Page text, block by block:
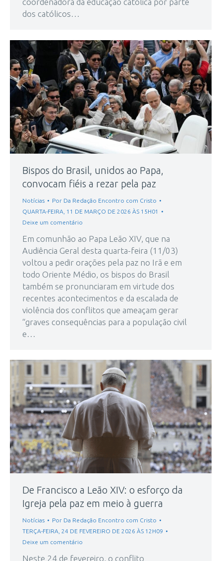
dos católicos…
Bispos do Brasil, unidos ao Papa,
convocam fiéis a rezar pela paz
Notícias Por Da Redação Encontro com Cristo
QUARTA-FEIRA, 11 DE MARÇO DE 2026 ÀS 15H01
Deixe um comentário
Em comunhão ao Papa Leão XIV, que na
Audiência Geral desta quarta-feira (11/03)
voltou a pedir orações pela paz no Irã e em
todo Oriente Médio, os bispos do Brasil
também se pronunciaram em virtude dos
recentes acontecimentos e da escalada de
violência dos conflitos que ameaçam gerar
“graves consequências para a população civil
e…
De Francisco a Leão XIV: o esforço da
Igreja pela paz em meio à guerra
Notícias Por Da Redação Encontro com Cristo
TERÇA-FEIRA, 24 DE FEVEREIRO DE 2026 ÀS 12H09
Deixe um comentário
Neste 24 de fevereiro, o conflito